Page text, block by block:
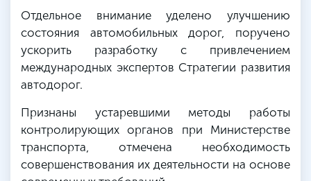
Отдельное внимание уделено улучшению
состояния автомобильных дорог, поручено
ускорить разработку с привлечением
международных экспертов Стратегии развития
автодорог.
Признаны устаревшими методы работы
контролирующих органов при Министерстве
транспорта, отмечена необходимость
совершенствования их деятельности на основе